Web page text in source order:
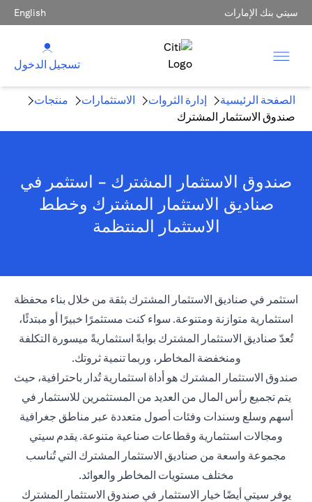
سيتي بنك الإمارات English
تسجيل الدخول
الصفحة الرئيسية إدارة الثروات الاستثمارات
منتجات
صندوق الاستثمار المشترك
صندوق الاستثمار المشترك - استثمر في
صناديق الاستثمار المشترك وخطط
الاستثمار المنتظمة
استثمر في صناديق الاستثمار المشترك بثقة من خلال بناء محفظة
استثمارية متوازنة ومتنوعة. سواء كنت مستثمرًا خبيرًا أو مبتدئًا،
تُعدّ صناديق الاستثمار المشترك بوابةً استثماريةً ميسورة التكلفة
ومنخفضة المخاطر، وربما تنمية ثروتك.
صندوق الاستثمار المشترك هو أداة استثمارية تُدار باحترافية، حيث
يتم تجميع رأس المال من العديد من المستثمرين للاستثمار في
أسهم وسلع وسندات وفئات أصول متعددة عبر مناطق جغرافية
ومجالات استثمارية وقطاعات صناعية متنوعة. يقدم سيتي
مجموعة واسعة من صناديق الاستثمار المشترك التي تُناسب
مختلف مستويات المخاطر والعوائد.
يوفر سيتي أيضًا خيار الاستثمار في صندوق الاستثمار المشترك